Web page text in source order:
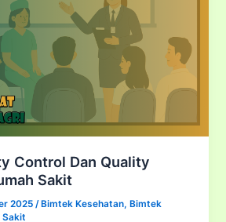
Control Dan Quality
Sakit
2025/ Bimtek Kesehatan, Bimtek
Sakit